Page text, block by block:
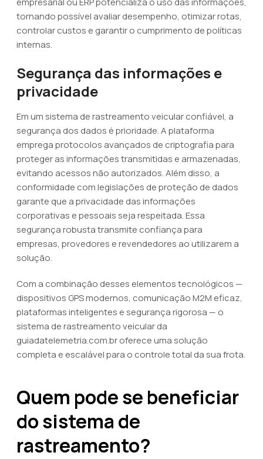
tornando possível avaliar desempenho, otimizar rotas,
controlar custos e garantir o cumprimento de políticas
internas.
Segurança das informações e
privacidade
Em um sistema de rastreamento veicular confiável, a
segurança dos dados é prioridade. A plataforma
emprega protocolos avançados de criptografia para
proteger as informações transmitidas e armazenadas,
evitando acessos não autorizados. Além disso, a
conformidade com legislações de proteção de dados
garante que a privacidade das informações
corporativas e pessoais seja respeitada. Essa
segurança robusta transmite confiança para
empresas, provedores e revendedores ao utilizarem a
solução.
Com a combinação desses elementos tecnológicos —
dispositivos GPS modernos, comunicação M2M eficaz,
plataformas inteligentes e segurança rigorosa — o
sistema de rastreamento veicular da
guiadatelemetria.com.br oferece uma solução
completa e escalável para o controle total da sua frota.
Quem pode se beneficiar
do sistema de
rastreamento?